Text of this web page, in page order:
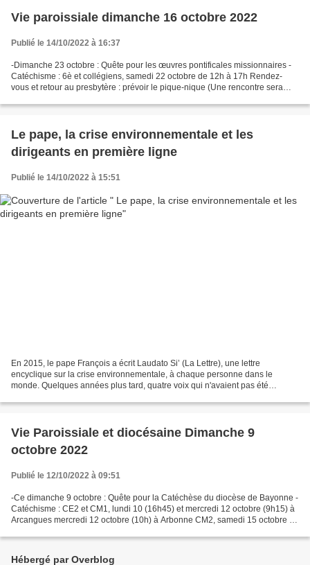
Vie paroissiale dimanche 16 octobre 2022
Publié le 14/10/2022 à 16:37
-Dimanche 23 octobre : Quête pour les œuvres pontificales missionnaires -
Catéchisme : 6è et collégiens, samedi 22 octobre de 12h à 17h Rendez-
vous et retour au presbytère : prévoir le pique-nique (Une rencontre sera
Le pape, la crise environnementale et les
dirigeants en première ligne
Publié le 14/10/2022 à 15:51
En 2015, le pape François a écrit Laudato Si’ (La Lettre), une lettre
encyclique sur la crise environnementale, à chaque personne dans le
monde. Quelques années plus tard, quatre voix qui n'avaient pas été
Vie Paroissiale et diocésaine Dimanche 9
octobre 2022
Publié le 12/10/2022 à 09:51
-Ce dimanche 9 octobre : Quête pour la Catéchèse du diocèse de Bayonne -
Catéchisme : CE2 et CM1, lundi 10 (16h45) et mercredi 12 octobre (9h15) à
Arcangues mercredi 12 octobre (10h) à Arbonne CM2, samedi 15 octobre à
Hébergé par Overblog